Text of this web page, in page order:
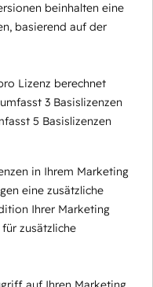
beinhalten eine
basierend auf der
Lizenz berechnet
3 Basislizenzen
5 Basislizenzen
in Ihrem Marketing
eine zusätzliche
Ihrer Marketing
zusätzliche